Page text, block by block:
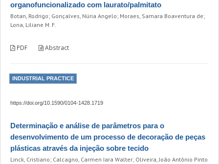
organofuncionalizado com laurato/palmitato
Botan, Rodrigo; Gonçalves, Núria Angelo; Moraes, Samara Boaventura de;
Lona, Liliane M. F.
PDF Abstract
INDUSTRIAL PRACTICE
https://doi.org/10.1590/0104-1428.1719
Determinação e análise de parâmetros para o
desenvolvimento de um processo de decoração de peças
plásticas através da injeção sobre tecido
Linck, Cristiano; Calcagno, Carmen Iara Walter; Oliveira, João Antônio Pinto